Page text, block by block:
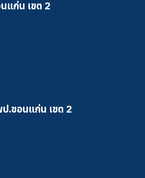
แก่น เขต 2
ป.ขอนแก่น เขต 2